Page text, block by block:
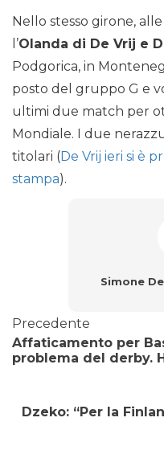
Nello stesso girone,
l’Olanda di De Vrij e
Podgorica, in
posto del gruppo G e
ultimi due match per
Mondiale. I due
titolari (De Vrij ieri si è
stampa).
Simone
Precedente
Affaticamento per
problema del derby.
Dzeko: “Per la